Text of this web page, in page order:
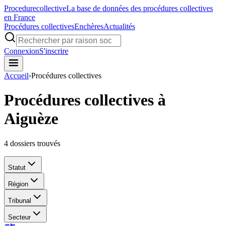
ProcedurecollectiveLa base de données des procédures collectives
en France
Procédures collectivesEnchèresActualités
ConnexionS'inscrire
Accueil›Procédures collectives
Procédures collectives à
Aiguèze
4 dossiers trouvés
Statut
Région
Tribunal
Secteur